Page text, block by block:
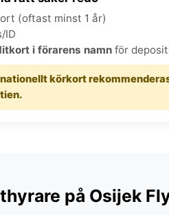
(oftast minst 1 år)
ID
i förarens namn för
körkort
på Osijek